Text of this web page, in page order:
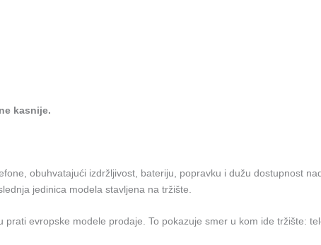
kasnije.
obuhvatajući izdržljivost, bateriju, popravku i dužu dostupnost
jedinica modela stavljena na tržište.
evropske modele prodaje. To pokazuje smer u kom ide tržište: